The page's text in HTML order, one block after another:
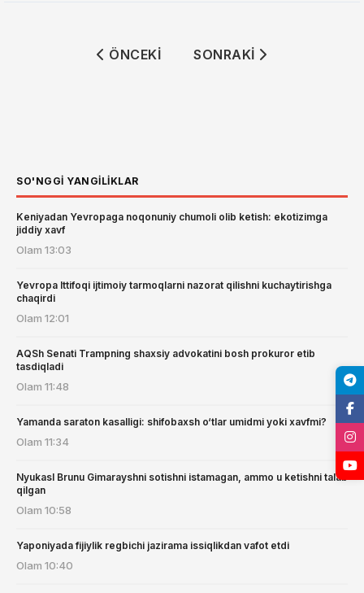
ÖNCEKI MAKALE: MOBIUZ FARG‘ONA
ÖNCEKI SONRAKI MAKALE:
SONRAKI
SO'NGGI YANGILIKLAR
Keniyadan Yevropaga noqonuniy chumoli olib ketish: ekotizimga
jiddiy xavf
Olam 13:03
Yevropa Ittifoqi ijtimoiy tarmoqlarni nazorat qilishni kuchaytirishga
chaqirdi
Olam 12:01
AQSh Senati Trampning shaxsiy advokatini bosh prokuror etib
tasdiqladi
Olam 11:48
Yamanda saraton kasalligi: shifobaxsh o‘tlar umidmi yoki xavfmi?
Olam 11:34
Nyukasl Brunu Gimarayshni sotishni istamagan, ammo u ketishni talab
qilgan
Olam 10:58
Yaponiyada fijiylik regbichi jazirama issiqlikdan vafot etdi
Olam 10:40